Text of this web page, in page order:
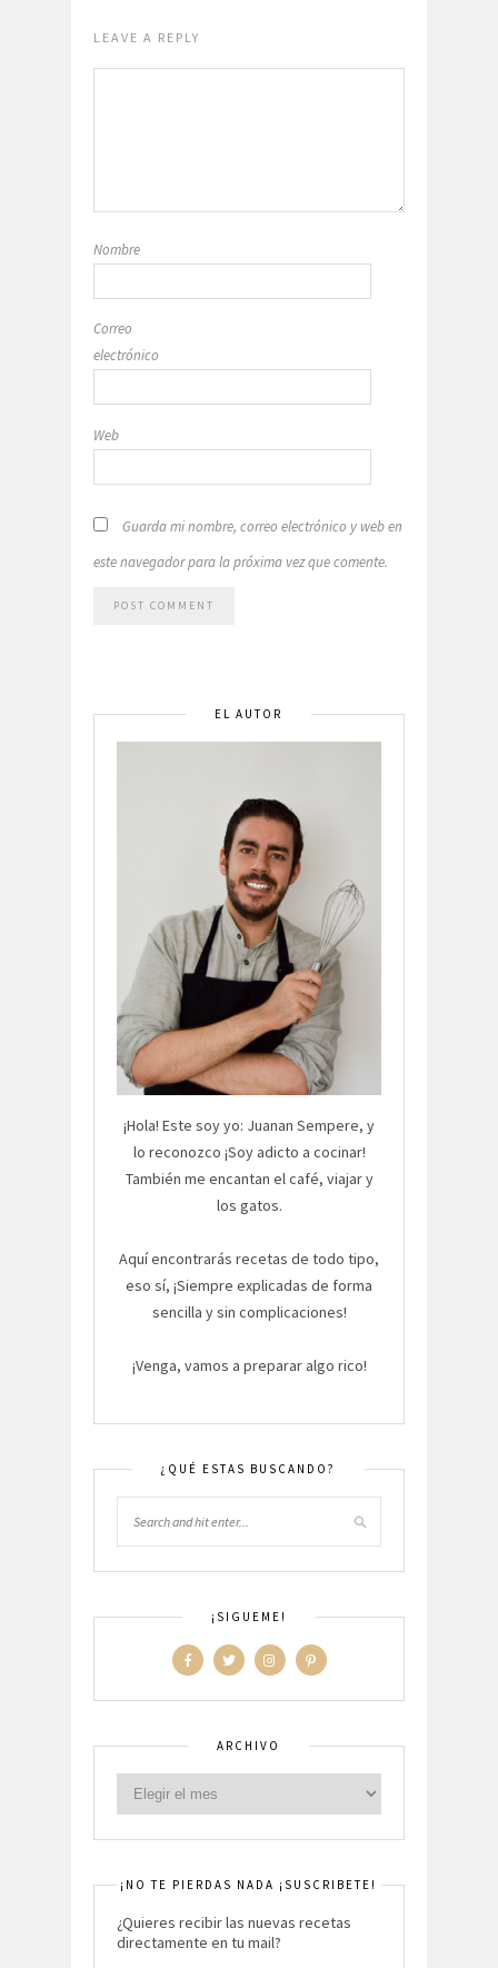
LEAVE A REPLY
Nombre
Correo
electrónico
Web
Guarda mi nombre, correo electrónico y web en
este navegador para la próxima vez que comente.
EL AUTOR
¡Hola! Este soy yo: Juanan Sempere, y
lo reconozco ¡Soy adicto a cocinar!
También me encantan el café, viajar y
los gatos.
Aquí encontrarás recetas de todo tipo,
eso sí, ¡Siempre explicadas de forma
sencilla y sin complicaciones!
¡Venga, vamos a preparar algo rico!
¿QUÉ ESTAS BUSCANDO?
¡SIGUEME!
ARCHIVO
¡NO TE PIERDAS NADA ¡SUSCRIBETE!
¿Quieres recibir las nuevas recetas
directamente en tu mail?